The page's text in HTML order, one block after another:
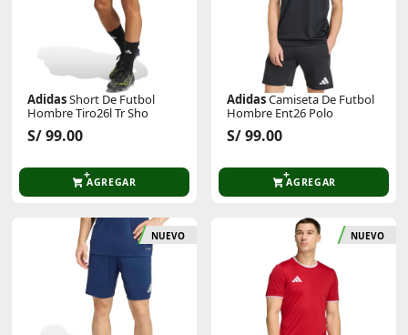
AdidasShort De Futbol
Hombre Tiro26l Tr Sho
S/ 99.00
AGREGAR
AdidasCamiseta De Futbol
Hombre Ent26 Polo
S/ 99.00
AGREGAR
NUEVO NUEVO